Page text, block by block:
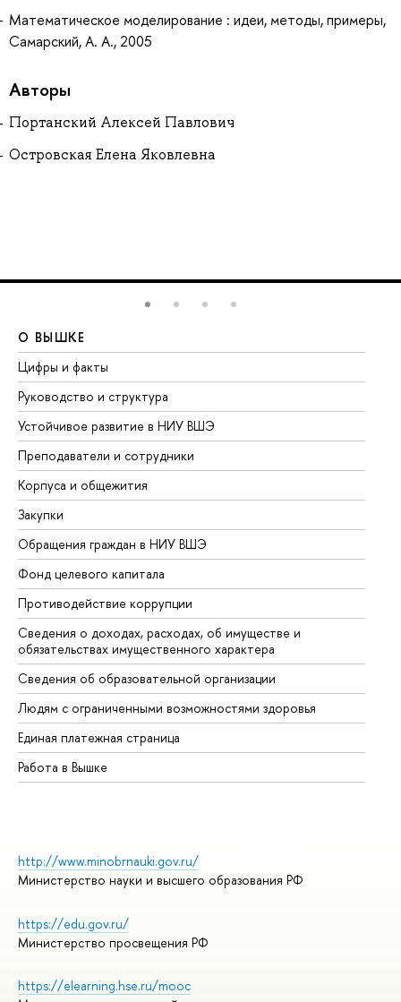
Математическое моделирование : идеи, методы, примеры,
Самарский, А. А., 2005
Авторы
Портанский Алексей Павлович
Островская Елена Яковлевна
О ВЫШКЕ
Цифры и факты
Руководство и структура
Устойчивое развитие в НИУ ВШЭ
Преподаватели и сотрудники
Корпуса и общежития
Закупки
Обращения граждан в НИУ ВШЭ
Фонд целевого капитала
Противодействие коррупции
Сведения о доходах, расходах, об имуществе и
обязательствах имущественного характера
Сведения об образовательной организации
Людям с ограниченными возможностями здоровья
Единая платежная страница
Работа в Вышке
http://www.minobrnauki.gov.ru/
Министерство науки и высшего образования РФ
https://edu.gov.ru/
Министерство просвещения РФ
https://elearning.hse.ru/mooc